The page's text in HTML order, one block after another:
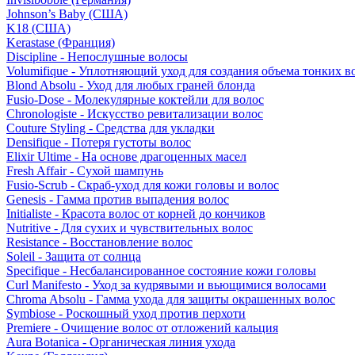
Johnson’s Baby (США)
K18 (США)
Kerastase (Франция)
Discipline - Непослушные волосы
Volumifique - Уплотняющий уход для создания объема тонких
Blond Absolu - Уход для любых граней блонда
Fusio-Dose - Молекулярные коктейли для волос
Chronologiste - Искусство ревитализации волос
Couture Styling - Средства для укладки
Densifique - Потеря густоты волос
Elixir Ultime - На основе драгоценных масел
Fresh Affair - Сухой шампунь
Fusio-Scrub - Скраб-уход для кожи головы и волос
Genesis - Гамма против выпадения волос
Initialiste - Красота волос от корней до кончиков
Nutritive - Для сухих и чувствительных волос
Resistance - Восстановление волос
Soleil - Защита от солнца
Specifique - Несбалансированное состояние кожи головы
Curl Manifesto - Уход за кудрявыми и вьющимися волосами
Chroma Absolu - Гамма ухода для защиты окрашенных волос
Symbiose - Роскошный уход против перхоти
Premiere - Очищение волос от отложений кальция
Aura Botanica - Органическая линия ухода